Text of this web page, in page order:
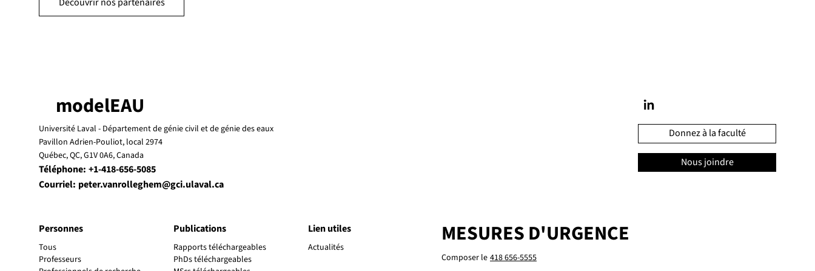
Personnes
Tous
Professeurs
Publications
Rapports téléchargeables
PhDs téléchargeables
Lien utiles
Actualités MESURES D'URGENCE
Composer le 418 656-5555
modelEAU
Téléphone: +1-418-656-5085
Courriel: peter.vanrolleghem@gci.ulaval.ca
Université Laval - Département de génie civil et de génie des eaux
Pavillon Adrien-Pouliot, local 2974
Québec, QC, G1V 0A6, Canada
Donnez à la faculté
Nous joindre